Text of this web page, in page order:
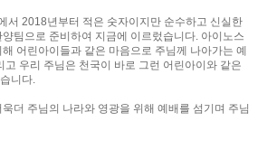
서 2018년부터 적은 숫자이지만 순수하고 신실한
팀으로 준비하여 지금에 이르렀습니다. 아이노스
어린아이들과 같은 마음으로 주님께 나아가는 예
고 우리 주님은 천국이 바로 그런 어린아이와 같은
니다.
더 주님의 나라와 영광을 위해 예배를 섬기며 주님